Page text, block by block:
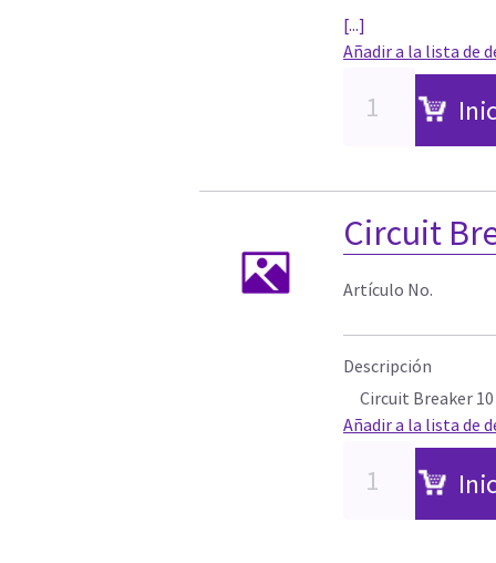
[...]
Añadir a la lista de
Circuit
Artículo No.
Descripción
Circuit Breaker 10
Añadir a la lista de